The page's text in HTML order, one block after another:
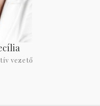
vezető